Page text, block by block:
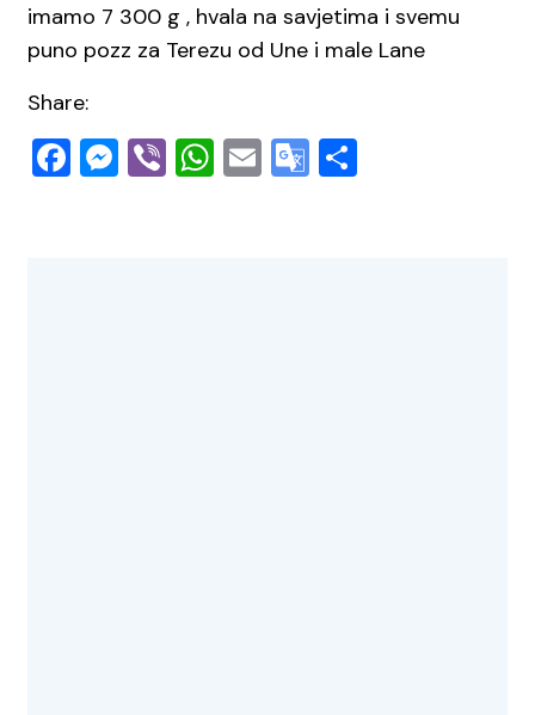
imamo 7 300 g , hvala na savjetima i svemu
puno pozz za Terezu od Une i male Lane
Share:
Facebook
Messenger
ViberWhatsApp
EmailGoogle